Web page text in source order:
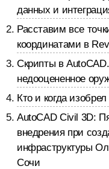
данных и
Расставим все
координатами в
Скрипты в
недооцененное
Кто и когда
AutoCAD Civil 3D:
внедрения при
инфраструктуры
Сочи